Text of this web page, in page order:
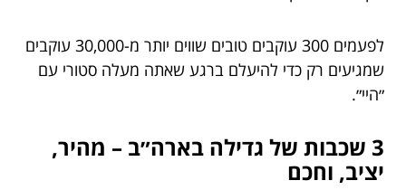
לפעמים 300 עוקבים טובים שווים יותר מ-30,000 עוקבים
שמגיעים רק כדי להיעלם ברגע שאתה מעלה סטורי עם
״היי״.
3 שכבות של גדילה בארה״ב – מהיר,
יציב, וחכם